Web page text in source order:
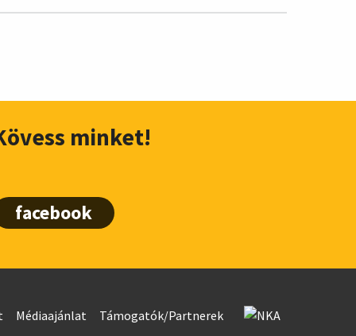
minket!
facebook
Médiaajánlat Támogatók/Partnerek